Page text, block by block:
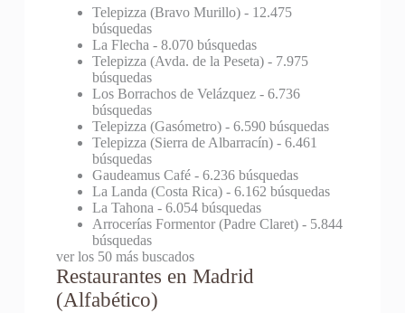
Telepizza (Bravo Murillo)- 12.475
búsquedas
La Flecha - 8.070 búsquedas
Telepizza (Avda. de la Peseta)- 7.975
búsquedas
Los Borrachos de Velázquez- 6.736
búsquedas
Telepizza (Gasómetro)- 6.590 búsquedas
Telepizza (Sierra de Albarracín)- 6.461
búsquedas
Gaudeamus Café- 6.236 búsquedas
La Landa (Costa Rica)- 6.162 búsquedas
La Tahona - 6.054 búsquedas
Arrocerías Formentor (Padre Claret)- 5.844
búsquedas
ver los 50 más buscados
Restaurantes en Madrid
(Alfabético)